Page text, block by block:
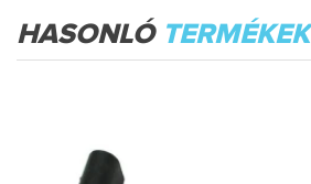
HASONLÓ TERMÉKEK